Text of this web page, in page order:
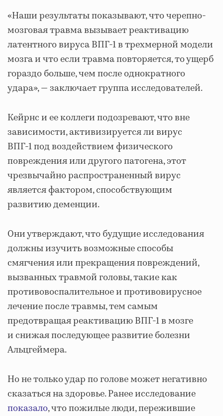
«Наши результаты показывают, что черепно-
мозговая травма вызывает реактивацию
латентного вируса ВПГ-1 в трехмерной модели
мозга и что если травма повторяется, то ущерб
гораздо больше, чем после однократного
удара», — заключает группа исследователей.
Кейрнс и ее коллеги подозревают, что вне
зависимости, активизируется ли вирус
ВПГ-1 под воздействием физического
повреждения или другого патогена, этот
чрезвычайно распространенный вирус
является фактором, способствующим
развитию деменции.
Они утверждают, что будущие исследования
должны изучить возможные способы
смягчения или прекращения повреждений,
вызванных травмой головы, такие как
противовоспалительное и противовирусное
лечение после травмы, тем самым
предотвращая реактивацию ВПГ-1 в мозге
и снижая последующее развитие болезни
Альцгеймера.
Но не только удар по голове может негативно
сказаться на здоровье. Ранее исследование
показало, что пожилые люди, пережившие